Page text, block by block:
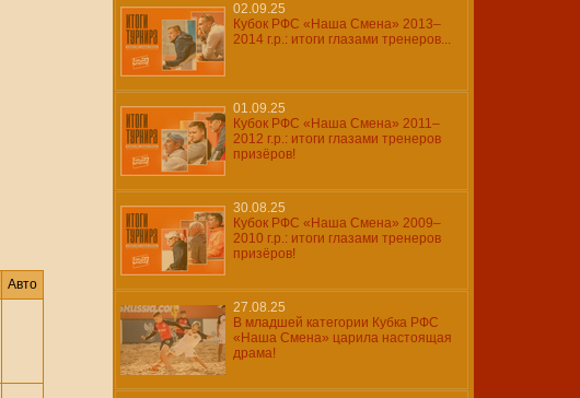
Авто
02.09.25
Кубок РФС «Наша Смена» 2013–
2014 г.р.: итоги глазами тренеров...
01.09.25
Кубок РФС «Наша Смена» 2011–
2012 г.р.: итоги глазами тренеров
призёров!
30.08.25
Кубок РФС «Наша Смена» 2009–
2010 г.р.: итоги глазами тренеров
призёров!
27.08.25
В младшей категории Кубка РФС
«Наша Смена» царила настоящая
драма!